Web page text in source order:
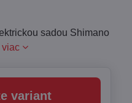
sadou Shimano
viac
variant